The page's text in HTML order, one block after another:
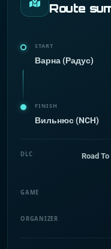
Route
START
Варна (Радус)
FINISH
Вильнюс (NCH)
DLC
Road
GAME
ORGANIZER